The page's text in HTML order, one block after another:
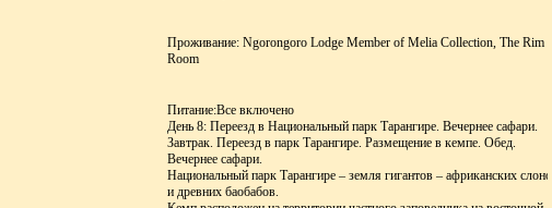
Проживание: Ngorongoro Lodge Member of Melia Collection, The Rim
Room
Питание:Все включено
День 8: Переезд в Национальный парк Тарангире. Вечернее сафари.
Завтрак. Переезд в парк Тарангире. Размещение в кемпе. Обед.
Вечернее сафари.
Национальный парк Тарангире – земля гигантов – африканских слонов
и древних баобабов.